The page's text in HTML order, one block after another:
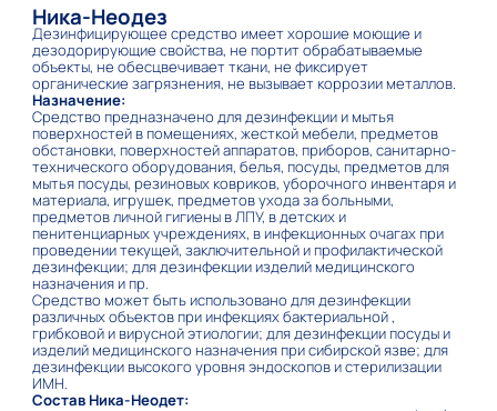
Ника-Неодез
Дезинфицирующее средство имеет хорошие моющие и
дезодорирующие свойства, не портит обрабатываемые
объекты, не обесцвечивает ткани, не фиксирует
органические загрязнения, не вызывает коррозии металлов.
Назначение:
Средство предназначено для дезинфекции и мытья
поверхностей в помещениях, жесткой мебели, предметов
обстановки, поверхностей аппаратов, приборов, санитарно-
технического оборудования, белья, посуды, предметов для
мытья посуды, резиновых ковриков, уборочного инвентаря и
материала, игрушек, предметов ухода за больными,
предметов личной гигиены в ЛПУ, в детских и
пенитенциарных учреждениях, в инфекционных очагах при
проведении текущей, заключительной и профилактической
дезинфекции; для дезинфекции изделий медицинского
назначения и пр.
Средство может быть использовано для дезинфекции
различных объектов при инфекциях бактериальной ,
грибковой и вирусной этиологии; для дезинфекции посуды и
изделий медицинского назначения при сибирской язве; для
дезинфекции высокого уровня эндоскопов и стерилизации
ИМН.
Состав Ника-Неодет: